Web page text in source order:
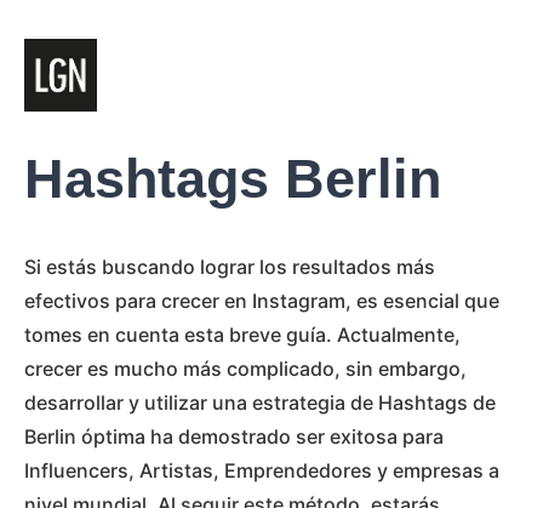
Hashtags Berlin
Si estás buscando lograr los resultados más
efectivos para crecer en Instagram, es esencial que
tomes en cuenta esta breve guía. Actualmente,
crecer es mucho más complicado, sin embargo,
desarrollar y utilizar una estrategia de Hashtags de
Berlin óptima ha demostrado ser exitosa para
Influencers, Artistas, Emprendedores y empresas a